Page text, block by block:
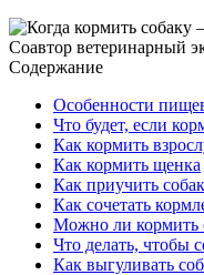
Соавтор ветеринарный
Содержание
Особенности
Что будет, если
Как кормить
Как кормить щенка
Как приучить
Как сочетать
Можно ли кормить
Что делать, чтобы
Как выгуливать